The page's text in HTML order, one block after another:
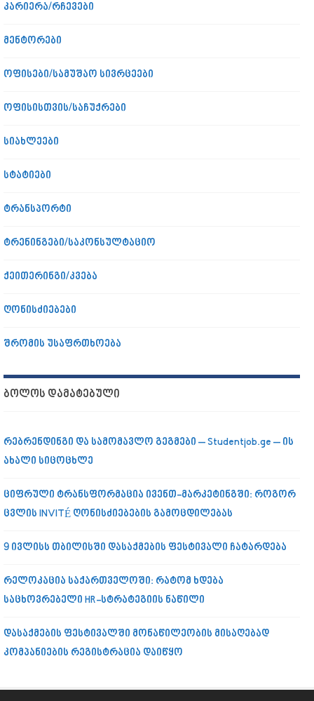
კარიერა/რჩევები
მენტორები
ოფისები/სამუშაო სივრცეები
ოფისისთვის/საჩუქრები
სიახლეები
სტატიები
ტრანსპორტი
ტრენინგები/საკონსულტაციო
ქეითერინგი/კვება
ღონისძიებები
შრომის უსაფრთხოება
ᲑᲝᲚᲝᲡ ᲓᲐᲛᲐᲢᲔᲑᲣᲚᲘ
რებრენდინგი და სამომავლო გეგმები – Studentjob.ge – ის
ახალი სიცოცხლე
ციფრული ტრანსფორმაცია ივენთ-მარკეტინგში: როგორ
ცვლის INVITÉ ღონისძიებების გამოცდილებას
9 ივლისს თბილისში დასაქმების ფესტივალი ჩატარდება
რელოკაცია საქართველოში: რატომ ხდება
საცხოვრებელი HR-სტრატეგიის ნაწილი
დასაქმების ფესტივალში მონაწილეობის მისაღებად
კომპანიების რეგისტრაცია დაიწყო